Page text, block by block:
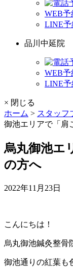
WEB予
LINE予
品川中延院
WEB予
LINE予
× 閉じる
ホーム > スタッフ
御池エリアで「肩
烏丸御池エ
の方へ
2022年11月23日
こんにちは！
烏丸御池鍼灸整骨
御池通りの紅葉も